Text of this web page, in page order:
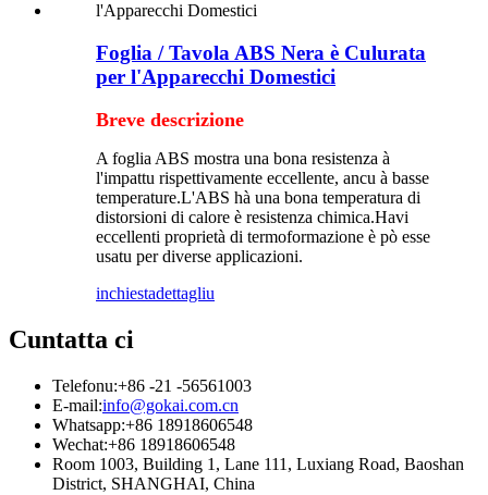
Foglia / Tavola ABS Nera è Culurata
per l'Apparecchi Domestici
Breve descrizione
A foglia ABS mostra una bona resistenza à
l'impattu rispettivamente eccellente, ancu à basse
temperature.L'ABS hà una bona temperatura di
distorsioni di calore è resistenza chimica.Havi
eccellenti proprietà di termoformazione è pò esse
usatu per diverse applicazioni.
inchiestadettagliu
Cuntatta ci
Telefonu:+86 -21 -56561003
E-mail:info@gokai.com.cn
Whatsapp:+86 18918606548
Wechat:+86 18918606548
Room 1003, Building 1, Lane 111, Luxiang Road, Baoshan
District, SHANGHAI, China